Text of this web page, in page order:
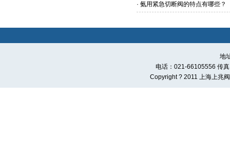
· 氨用紧急切断阀的特点有哪些？
地
电话：021-66105556 传
Copyright ? 2011 上海上兆